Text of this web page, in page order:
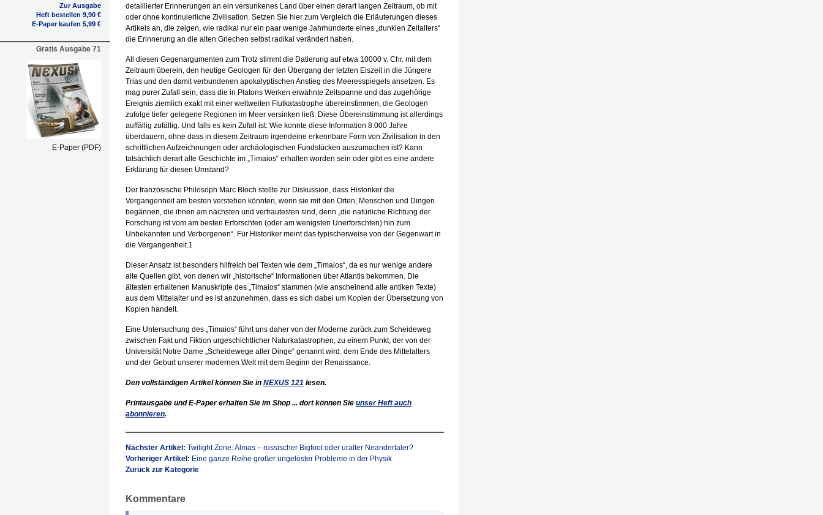
Zur Ausgabe
Heft bestellen 9,90 €
E-Paper kaufen 5,99 €
Gratis Ausgabe 71
E-Paper (PDF)
detaillierter Erinnerungen an ein versunkenes Land über einen derart langen Zeitraum, ob mit
oder ohne kontinuierliche Zivilisation. Setzen Sie hier zum Vergleich die Erläuterungen dieses
Artikels an, die zeigen, wie radikal nur ein paar wenige Jahrhunderte eines „dunklen Zeitalters“
die Erinnerung an die alten Griechen selbst radikal verändert haben.
All diesen Gegenargumenten zum Trotz stimmt die Datierung auf etwa 10000 v. Chr. mit dem
Zeitraum überein, den heutige Geologen für den Übergang der letzten Eiszeit in die Jüngere
Trias und den damit verbundenen apokalyptischen Anstieg des Meeresspiegels ansetzen. Es
mag purer Zufall sein, dass die in Platons Werken erwähnte Zeitspanne und das zugehörige
Ereignis ziemlich exakt mit einer weltweiten Flutkatastrophe übereinstimmen, die Geologen
zufolge tiefer gelegene Regionen im Meer versinken ließ. Diese Übereinstimmung ist allerdings
auffällig zufällig. Und falls es kein Zufall ist: Wie konnte diese Information 8.000 Jahre
überdauern, ohne dass in diesem Zeitraum irgendeine erkennbare Form von Zivilisation in den
schriftlichen Aufzeichnungen oder archäologischen Fundstücken auszumachen ist? Kann
tatsächlich derart alte Geschichte im „Timaios“ erhalten worden sein oder gibt es eine andere
Erklärung für diesen Umstand?
Der französische Philosoph Marc Bloch stellte zur Diskussion, dass Historiker die
Vergangenheit am besten verstehen könnten, wenn sie mit den Orten, Menschen und Dingen
begännen, die ihnen am nächsten und vertrautesten sind, denn „die natürliche Richtung der
Forschung ist vom am besten Erforschten (oder am wenigsten Unerforschten) hin zum
Unbekannten und Verborgenen“. Für Historiker meint das typischerweise von der Gegenwart in
die Vergangenheit.1
Dieser Ansatz ist besonders hilfreich bei Texten wie dem „Timaios“, da es nur wenige andere
alte Quellen gibt, von denen wir „historische“ Informationen über Atlantis bekommen. Die
ältesten erhaltenen Manuskripte des „Timaios“ stammen (wie anscheinend alle antiken Texte)
aus dem Mittelalter und es ist anzunehmen, dass es sich dabei um Kopien der Übersetzung von
Kopien handelt.
Eine Untersuchung des „Timaios“ führt uns daher von der Moderne zurück zum Scheideweg
zwischen Fakt und Fiktion urgeschichtlicher Naturkatastrophen, zu einem Punkt, der von der
Universität Notre Dame „Scheidewege aller Dinge“ genannt wird: dem Ende des Mittelalters
und der Geburt unserer modernen Welt mit dem Beginn der Renaissance.
Den vollständigen Artikel können Sie in NEXUS 121 lesen.
Printausgabe und E-Paper erhalten Sie im Shop ... dort können Sie unser Heft auch
abonnieren.
Nächster Artikel: Twilight Zone: Almas – russischer Bigfoot oder uralter Neandertaler?
Vorheriger Artikel: Eine ganze Reihe großer ungelöster Probleme in der Physik
Zurück zur Kategorie
Kommentare